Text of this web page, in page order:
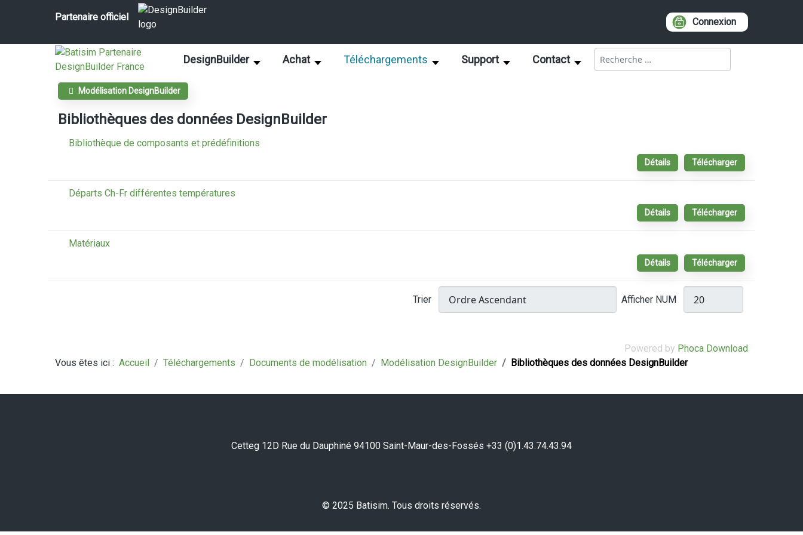
Partenaire officiel Connexion
DesignBuilder Achat Téléchargements Support Contact
Modélisation DesignBuilder
Bibliothèques des données DesignBuilder
Bibliothèque de composants et prédéfinitions
Télécharger
Détails
Départs Ch-Fr différentes températures
Télécharger
Détails
Matériaux
Télécharger
Détails
Trier Afficher NUM
Powered by Phoca Download
Vous êtes ici : Accueil Téléchargements Documents de modélisation Modélisation DesignBuilder Bibliothèques des données DesignBuilder
Cetteg 12D Rue du Dauphiné 94100 Saint-Maur-des-Fossés +33 (0)1.43.74.43.94
© 2025 Batisim. Tous droits réservés.